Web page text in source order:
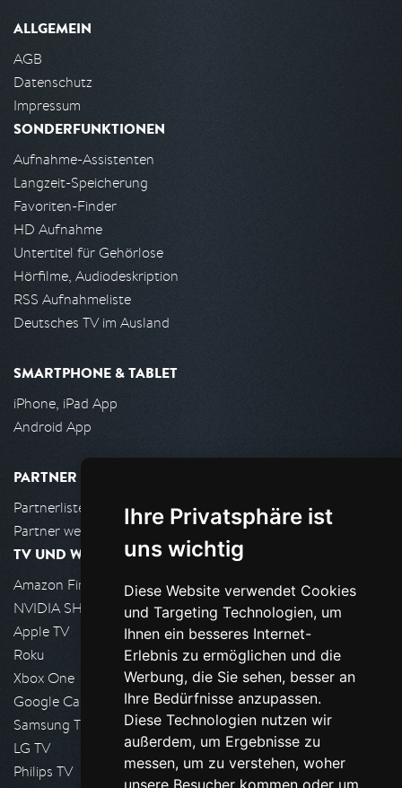
Ihre Privatsphäre ist
uns wichtig
Diese Website verwendet Cookies
und Targeting Technologien, um
Ihnen ein besseres Internet-
Erlebnis zu ermöglichen und die
Werbung, die Sie sehen, besser an
Ihre Bedürfnisse anzupassen.
Diese Technologien nutzen wir
außerdem, um Ergebnisse zu
messen, um zu verstehen, woher
unsere Besucher kommen oder um
ALLGEMEIN
AGB
Datenschutz
Impressum
SONDERFUNKTIONEN
Aufnahme-Assistenten
Langzeit-Speicherung
Favoriten-Finder
HD Aufnahme
Untertitel für Gehörlose
Hörfilme, Audiodeskription
RSS Aufnahmeliste
Deutsches TV im Ausland
SMARTPHONE & TABLET
iPhone, iPad App
Android App
PARTNER
Partnerliste
Partner werden
TV UND WOHNZIMMER
Amazon FireTV
NVIDIA SHIELD, Google TV
Apple TV
Roku
Xbox One
Google Cast
Samsung TV
LG TV
Philips TV